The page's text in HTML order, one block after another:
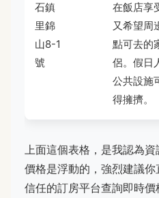
石鎮
里錦
山8-1
號
在飯店享
又希望周
點可去的
侶。假日
公共設施
得擁擠。
上面這個表格，是我認為資
價格是浮動的，強烈建議
信任的訂房平台查詢即時價